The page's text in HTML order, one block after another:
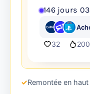
146jours 03
32 200
✓Remontée en